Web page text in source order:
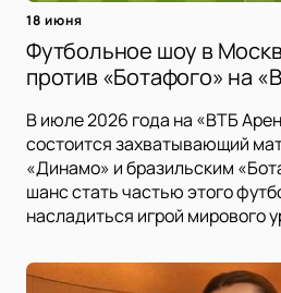
18 июня
Футбольное шоу в
против «Ботафого» на
В июле 2026 года на «ВТБ
состоится захватывающий
«Динамо» и бразильским
шанс стать частью этого
насладиться игрой мирового